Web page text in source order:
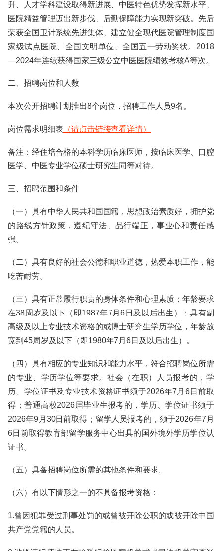
升、人才学科建设取得新进展、中医特色优势发挥新水平、
医院精益管理迈出新步伐、后勤保障能力实现新突破。先后
荣获全国卫计系统先进集体、建立健全现代医院管理制度国
家级试点医院、全国文明单位、全国五一劳动奖状。2018
—2024年连续获得国家三级公立中医医院绩效考核A等次。
二、招聘岗位和人数
本次公开招聘计划推出8个岗位，招聘工作人员9名。
岗位需求明细表 （请点击链接查看详情）
备注：经住培合格的本科学历临床医师，按临床医学、口腔
医学、中医专业学位硕士研究生同等对待。
三、招聘范围和条件
（一）具有中华人民共和国国籍，思想政治素质好，拥护党
的路线方针政策，遵纪守法、品行端正，事业心和责任感
强。
（二）具有良好的社会公德和职业道德，热爱本职工作，能
吃苦耐劳。
（三）具有正常履行职责的身体条件和心理素质；年龄要求
在38周岁及以下（即1987年7月6日及以后出生）；具有副
高级及以上专业技术资格的或博士研究生学历学位，年龄放
宽到45周岁及以下（即1980年7月6日及以后出生）。
（四）具有相应的专业知识和能力水平，符合招聘岗位所需
的专业、学历学位等要求。社会（在职）人员报考的，学
历、学位证书及专业技术资格证书须于2026年7月6日前取
得；普通高校2026届毕业生报考的，学历、学位证书须于
2026年9月30日前取得；留学人员报考的，须于2026年7月
6日前取得教育部留学服务中心出具的国外境外学历学位认
证书。
（五）具备招聘岗位所需的其他条件和要求。
（六）有以下情形之一的不具备报考资格：
1.曾因犯罪受过刑事处罚的或曾被开除公职的或被开除中国
共产党党籍的人员。